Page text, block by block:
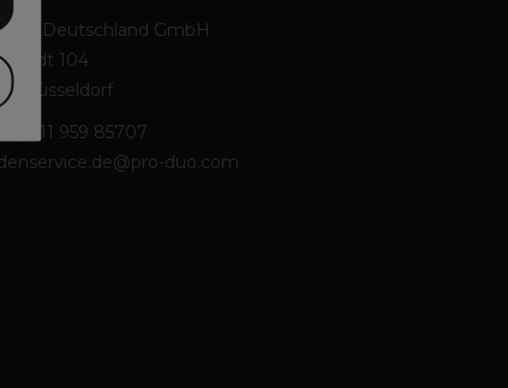
Deutschland GmbH
104
Düsseldorf
(0) 211 959 85707
duo.com